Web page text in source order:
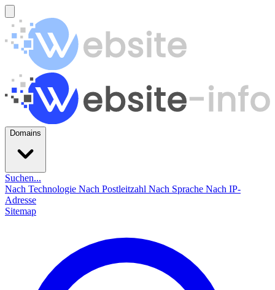
Domains
Suchen...
Nach Technologie Nach Postleitzahl Nach Sprache Nach IP-
Adresse
Sitemap